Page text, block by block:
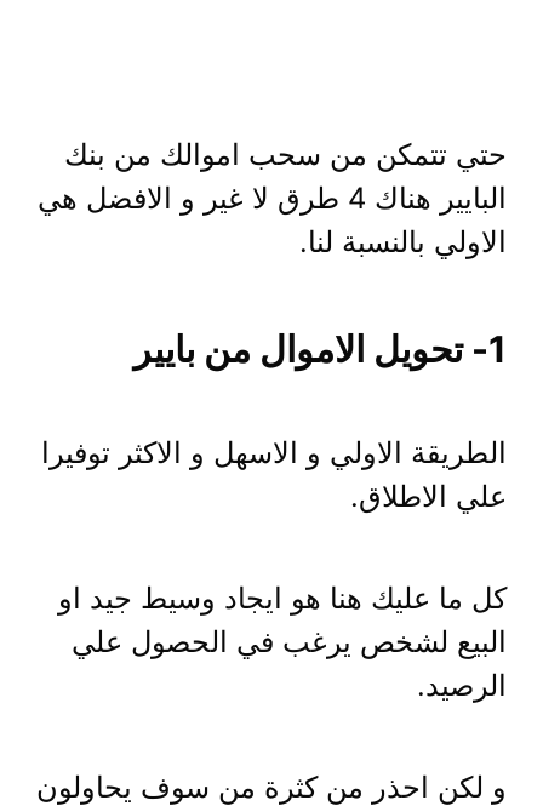
حتي تتمكن من سحب اموالك من بنك
البايير هناك 4 طرق لا غير و الافضل هي
الاولي بالنسبة لنا.
الطريقة الاولي و الاسهل و الاكثر توفيرا
علي الاطلاق.
كل ما عليك هنا هو ايجاد وسيط جيد او
البيع لشخص يرغب في الحصول علي
الرصيد.
و لكن احذر من كثرة من سوف يحاولون